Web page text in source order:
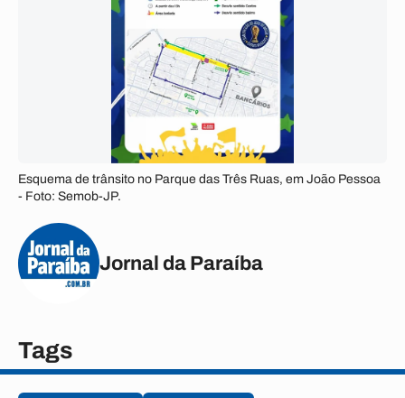
Esquema de trânsito no Parque das Três Ruas, em João Pessoa
- Foto: Semob-JP.
Jornal da Paraíba
Tags